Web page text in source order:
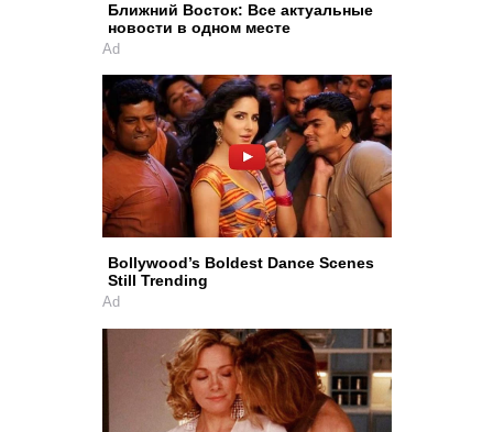
Ближний Восток: Все актуальные
новости в одном месте
Ad
Bollywood’s Boldest Dance Scenes
Still Trending
Ad